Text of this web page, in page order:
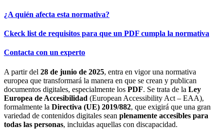
¿A quién afecta esta normativa?
Ckeck list de requisitos para que un PDF cumpla la normativa
Contacta con un experto
A partir del 28 de junio de 2025, entra en vigor una normativa
europea que transformará la manera en que se crean y publican
documentos digitales, especialmente los PDF. Se trata de la Ley
Europea de Accesibilidad (European Accessibility Act – EAA),
formalmente la Directiva (UE) 2019/882, que exigirá que una gran
variedad de contenidos digitales sean plenamente accesibles para
todas las personas, incluidas aquellas con discapacidad.